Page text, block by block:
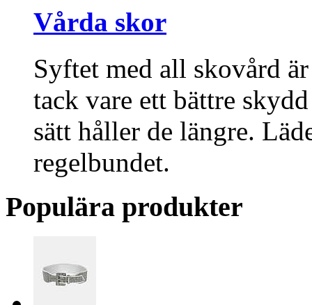
Vårda skor
Syftet med all skovård
tack vare ett bättre
sätt håller de längre.
regelbundet.
Populära produkter